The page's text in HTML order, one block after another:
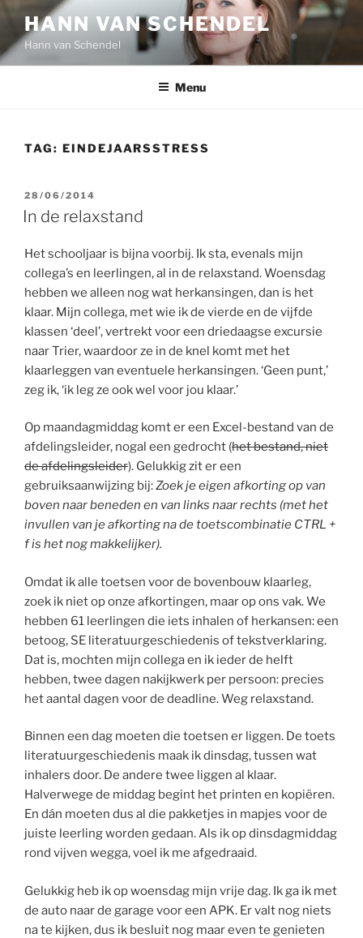
Ga
de
inhoud
HANN VAN SCHENDEL
Hann van Schendel
Menu
TAG: EINDEJAARSSTRESS
GEPLAATST
OP
28/06/2014
In de relaxstand
Het schooljaar is bijna voorbij. Ik sta, evenals mijn
collega’s en leerlingen, al in de relaxstand. Woensdag
hebben we alleen nog wat herkansingen, dan is het
klaar. Mijn collega, met wie ik de vierde en de vijfde
klassen ‘deel’, vertrekt voor een driedaagse excursie
naar Trier, waardoor ze in de knel komt met het
klaarleggen van eventuele herkansingen. ‘Geen punt,’
zeg ik, ‘ik leg ze ook wel voor jou klaar.’
Op maandagmiddag komt er een Excel-bestand van de
afdelingsleider, nogal een gedrocht (het bestand, niet
de afdelingsleider). Gelukkig zit er een
gebruiksaanwijzing bij:Zoek je eigen afkorting op van
boven naar beneden en van links naar rechts (met het
invullen van je afkorting na de toetscombinatie CTRL +
f is het nog makkelijker).
Omdat ik alle toetsen voor de bovenbouw klaarleg,
zoek ik niet op onze afkortingen, maar op ons vak. We
hebben 61 leerlingen die iets inhalen of herkansen: een
betoog, SE literatuurgeschiedenis of tekstverklaring.
Dat is, mochten mijn collega en ik ieder de helft
hebben, twee dagen nakijkwerk per persoon: precies
het aantal dagen voor de deadline. Weg relaxstand.
Binnen een dag moeten die toetsen er liggen. De toets
literatuurgeschiedenis maak ik dinsdag, tussen wat
inhalers door. De andere twee liggen al klaar.
Halverwege de middag begint het printen en kopiëren.
En dán moeten dus al die pakketjes in mapjes voor de
juiste leerling worden gedaan. Als ik op dinsdagmiddag
rond vijven wegga, voel ik me afgedraaid.
Gelukkig heb ik op woensdag mijn vrije dag. Ik ga ik met
de auto naar de garage voor een APK. Er valt nog niets
na te kijken, dus ik besluit nog maar even te genieten